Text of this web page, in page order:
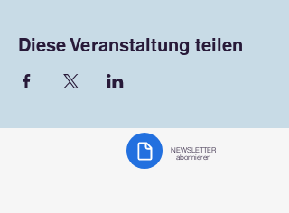
Diese Veranstaltung teilen
NEWSLETTER
abonnieren